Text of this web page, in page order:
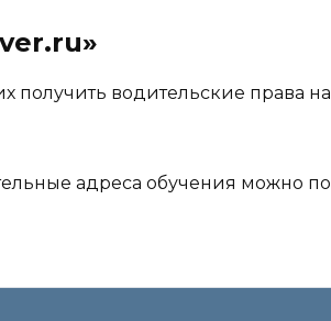
получить водительские права на
адреса обучения можно по